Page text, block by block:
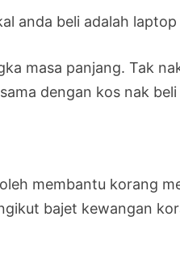
anda beli adalah
masa panjang. Tak
dengan kos nak
membantu korang
bajet kewangan